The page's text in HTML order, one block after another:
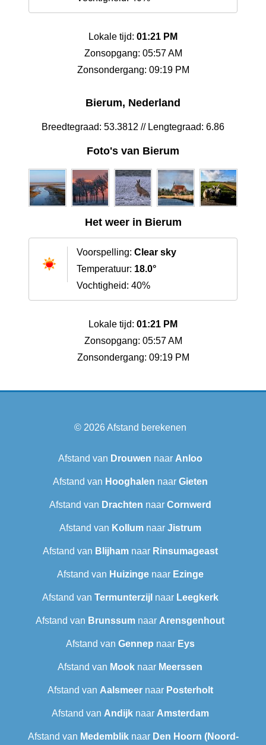
Lokale tijd: 01:21 PM
Zonsopgang: 05:57 AM
Zonsondergang: 09:19 PM
Bierum, Nederland
Breedtegraad: 53.3812 // Lengtegraad: 6.86
Foto's van Bierum
Het weer in Bierum
Voorspelling: Clear sky
Temperatuur: 18.0°
Vochtigheid: 40%
Lokale tijd: 01:21 PM
Zonsopgang: 05:57 AM
Zonsondergang: 09:19 PM
© 2026Afstand berekenen
Afstand van Drouwen naar Anloo
Afstand van Hooghalen naar Gieten
Afstand van Drachten naar Cornwerd
Afstand van Kollumnaar Jistrum
Afstand van Blijhamnaar Rinsumageast
Afstand van Huizingenaar Ezinge
Afstand van Termunterzijl naar Leegkerk
Afstand van Brunssum naar Arensgenhout
Afstand van Gennep naar Eys
Afstand van Mook naar Meerssen
Afstand van Aalsmeernaar Posterholt
Afstand van Andijknaar Amsterdam
Afstand van Medembliknaar Den Hoorn (Noord-